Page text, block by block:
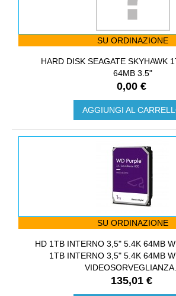
SU ORDINAZIONE
HARD DISK SEAGATE SKYHAWK
64MB 3.5"
0,00 €
AGGIUNGI AL
SU ORDINAZIONE
HD 1TB INTERNO 3,5" 5.4K 64MB
1TB INTERNO 3,5" 5.4K 64MB
VIDEOSORVEGLIANZA...
135,01 €